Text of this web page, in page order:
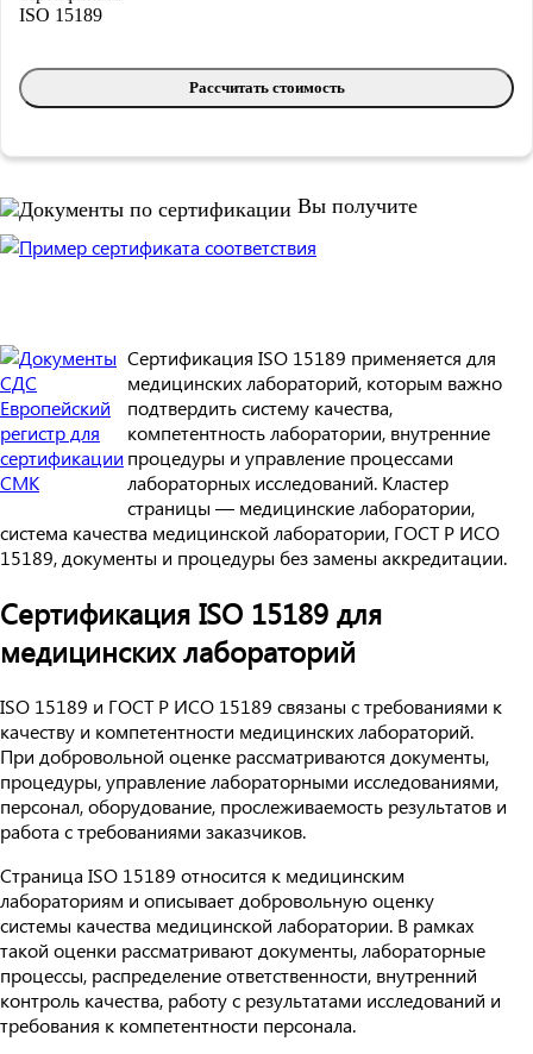
Сертификация ISO 15189 применяется для
медицинских лабораторий, которым важно
подтвердить систему качества,
компетентность лаборатории, внутренние
процедуры и управление процессами
лабораторных исследований. Кластер
страницы — медицинские лаборатории,
система качества медицинской лаборатории, ГОСТ Р ИСО
15189, документы и процедуры без замены аккредитации.
Сертификация ISO 15189 для
медицинских лабораторий
ISO 15189 и ГОСТ Р ИСО 15189 связаны с требованиями к
качеству и компетентности медицинских лабораторий.
При добровольной оценке рассматриваются документы,
процедуры, управление лабораторными исследованиями,
персонал, оборудование, прослеживаемость результатов и
работа с требованиями заказчиков.
Страница ISO 15189 относится к медицинским
лабораториям и описывает добровольную оценку
системы качества медицинской лаборатории. В рамках
такой оценки рассматривают документы, лабораторные
процессы, распределение ответственности, внутренний
контроль качества, работу с результатами исследований и
требования к компетентности персонала.
Рассчитать стоимость
Вы получите